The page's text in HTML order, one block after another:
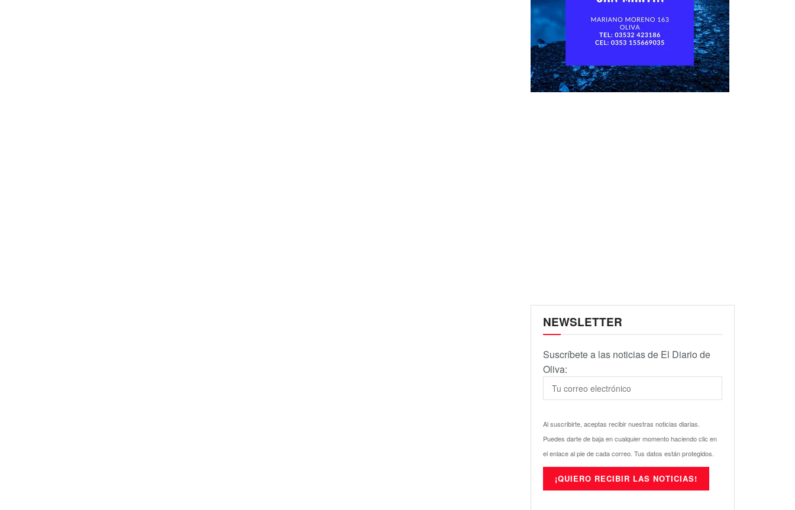
NEWSLETTER
Suscríbete a las noticias de El Diario de
Oliva:
Al suscribirte, aceptas recibir nuestras noticias diarias.
Puedes darte de baja en cualquier momento haciendo clic en
el enlace al pie de cada correo. Tus datos están protegidos.